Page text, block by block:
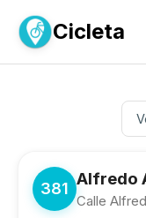
Cicleta
381 Alfredo
Calle